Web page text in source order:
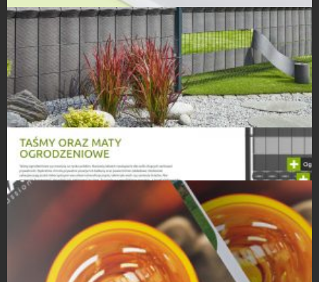
Inne projekty
Strony Internetowe